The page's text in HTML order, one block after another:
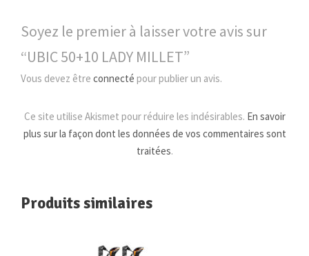
D
Y
M
E
Soyez le premier à laisser votre avis sur
“UBIC 50+10 LADY MILLET”
Vous devez être connecté pour publier un avis.
Ce site utilise Akismet pour réduire les indésirables. En savoir
plus sur la façon dont les données de vos commentaires sont
traitées.
Produits similaires